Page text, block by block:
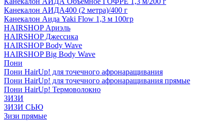
Канекалон АИДА400 (2 метра)/400 г
Канекалон Аида Yaki Flow 1,3 м 100гр
HAIRSHOP Ариэль
HAIRSHOP Джессика
HAIRSHOP Body Wave
HAIRSHOP Big Body Wave
Пони
Пони HairUp! для точечного афронаращивания
Пони HairUp! для точечного афронаращивания прямые
Пони HairUp! Термоволокно
ЗИЗИ
ЗИЗИ СЬЮ
Зизи прямые